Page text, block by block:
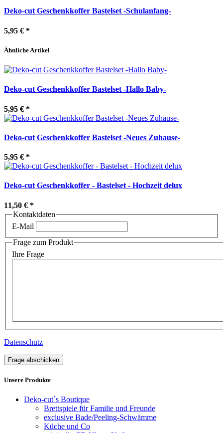
Deko-cut Geschenkkoffer Bastelset -Schulanfang-
5,95 € *
Ähnliche Artikel
Deko-cut Geschenkkoffer Bastelset -Hallo Baby-
5,95 € *
Deko-cut Geschenkkoffer Bastelset -Neues Zuhause-
5,95 € *
Deko-cut Geschenkkoffer - Bastelset - Hochzeit delux
11,50 € *
Kontaktdaten
E-Mail
Frage zum Produkt
Ihre Frage
Datenschutz
Frage abschicken
Unsere Produkte
Deko-cut´s Boutique
Brettspiele für Familie und Freunde
exclusive Bade/Peeling-Schwämme
Küche und Co